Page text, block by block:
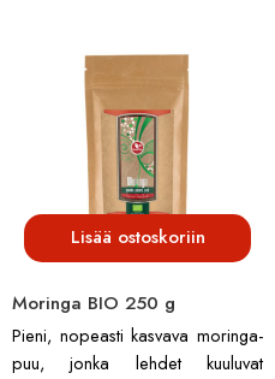
Lisää ostoskoriin
Moringa BIO 250 g
Pieni, nopeasti kasvava moringa-
puu, jonka lehdet kuuluvat